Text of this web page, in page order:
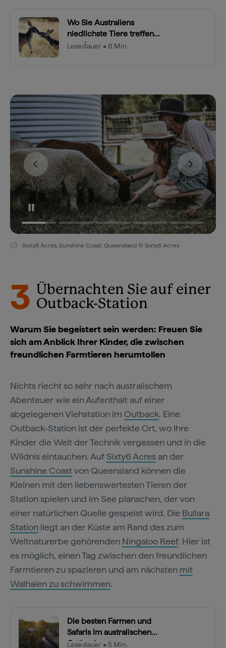
Wo Sie Australiens
niedlichste Tiere treffen
werden
Lesedauer • 6 Min.
Sixty6 Acres, Sunshine Coast, Queensland © Sixty6 Acres
3 Übernachten Sie auf einer
Outback-Station
Warum Sie begeistert sein werden: Freuen Sie
sich am Anblick Ihrer Kinder, die zwischen
freundlichen Farmtieren herumtollen
Nichts riecht so sehr nach australischem
Abenteuer wie ein Aufenthalt auf einer
abgelegenen Viehstation im Outback. Eine
Outback-Station ist der perfekte Ort, wo Ihre
Kinder die Welt der Technik vergessen und in die
Wildnis eintauchen. AufSixty6 Acres an der
Sunshine Coastvon Queensland können die
Kleinen mit den liebenswertesten Tieren der
Station spielen und im See planschen, der von
einer natürlichen Quelle gespeist wird. Die Bullara
Station liegt an der Küste am Rand des zum
Weltnaturerbe gehörenden Ningaloo Reef. Hier ist
es möglich, einen Tag zwischen den freundlichen
Farmtieren zu spazieren und am nächsten mit
Walhaien zu schwimmen.
Die besten Farmen und
Safaris im australischen
Outback
Lesedauer • 5 Min.